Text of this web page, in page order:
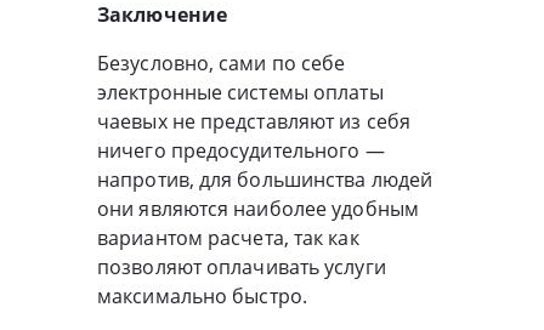
Заключение
Безусловно, сами по себе
электронные системы оплаты
чаевых не представляют из себя
ничего предосудительного —
напротив, для большинства людей
они являются наиболее удобным
вариантом расчета, так как
позволяют оплачивать услуги
максимально быстро.